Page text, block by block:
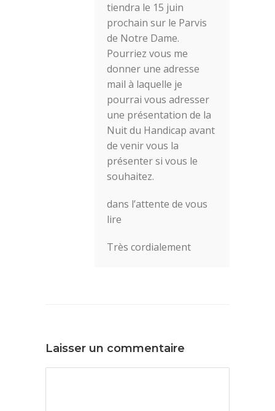
tiendra le 15 juin
prochain sur le Parvis
de Notre Dame.
Pourriez vous me
donner une adresse
mail à laquelle je
pourrai vous adresser
une présentation de la
Nuit du Handicap avant
de venir vous la
présenter si vous le
souhaitez.
dans l’attente de vous
lire
Très cordialement
Laisser un commentaire